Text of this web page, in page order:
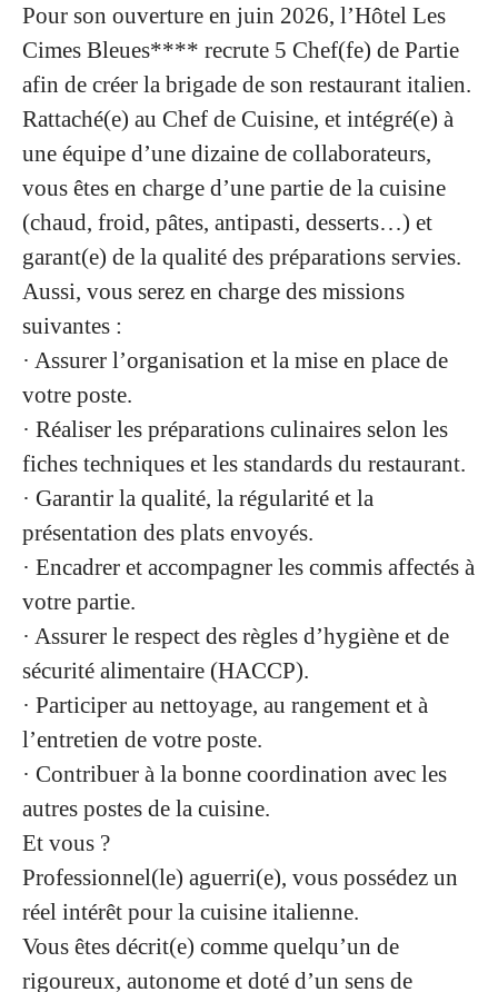
Pour son ouverture en juin 2026, l’Hôtel Les
Cimes Bleues**** recrute 5 Chef(fe) de Partie
afin de créer la brigade de son restaurant italien.
Rattaché(e) au Chef de Cuisine, et intégré(e) à
une équipe d’une dizaine de collaborateurs,
vous êtes en charge d’une partie de la cuisine
(chaud, froid, pâtes, antipasti, desserts…) et
garant(e) de la qualité des préparations servies.
Aussi, vous serez en charge des missions
suivantes :
· Assurer l’organisation et la mise en place de
votre poste.
· Réaliser les préparations culinaires selon les
fiches techniques et les standards du restaurant.
· Garantir la qualité, la régularité et la
présentation des plats envoyés.
· Encadrer et accompagner les commis affectés à
votre partie.
· Assurer le respect des règles d’hygiène et de
sécurité alimentaire (HACCP).
· Participer au nettoyage, au rangement et à
l’entretien de votre poste.
· Contribuer à la bonne coordination avec les
autres postes de la cuisine.
Et vous ?
Professionnel(le) aguerri(e), vous possédez un
réel intérêt pour la cuisine italienne.
Vous êtes décrit(e) comme quelqu’un de
rigoureux, autonome et doté d’un sens de